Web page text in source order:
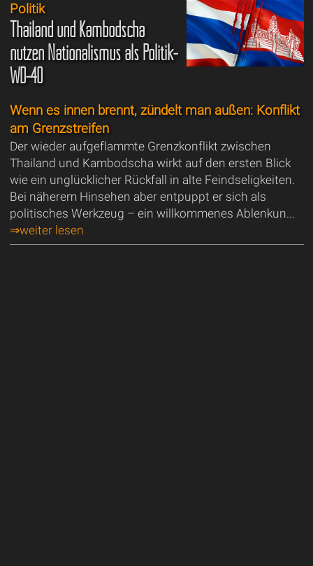
Politik
Thailand und Kambodscha
nutzen Nationalismus als Politik-
WD-40
Wenn es innen brennt, zündelt man außen: Konflikt
am Grenzstreifen
Der wieder aufgeflammte Grenzkonflikt zwischen
Thailand und Kambodscha wirkt auf den ersten Blick
wie ein unglücklicher Rückfall in alte Feindseligkeiten.
Bei näherem Hinsehen aber entpuppt er sich als
politisches Werkzeug – ein willkommenes Ablenkun...
⇒weiter lesen